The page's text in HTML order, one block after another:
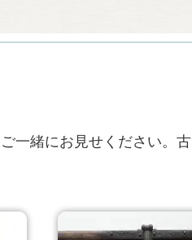
一緒にお見せください。